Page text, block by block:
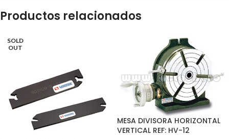
Productos relacionados
SOLD
OUT
MESA DIVISORA HORIZONTAL
VERTICAL REF: HV-12